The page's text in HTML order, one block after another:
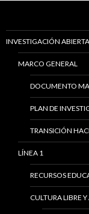
INVESTIGACIÓN ABIERTA
MARCO GENERAL
DOCUMENTO
PLAN DE
TRANSICIÓN
LÍNEA 1
RECURSOS
CULTURA LIBRE